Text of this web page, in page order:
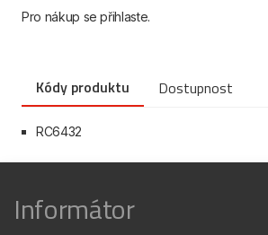
Pro nákup se přihlaste.
Kódy produktu Dostupnost
RC6432
Informátor